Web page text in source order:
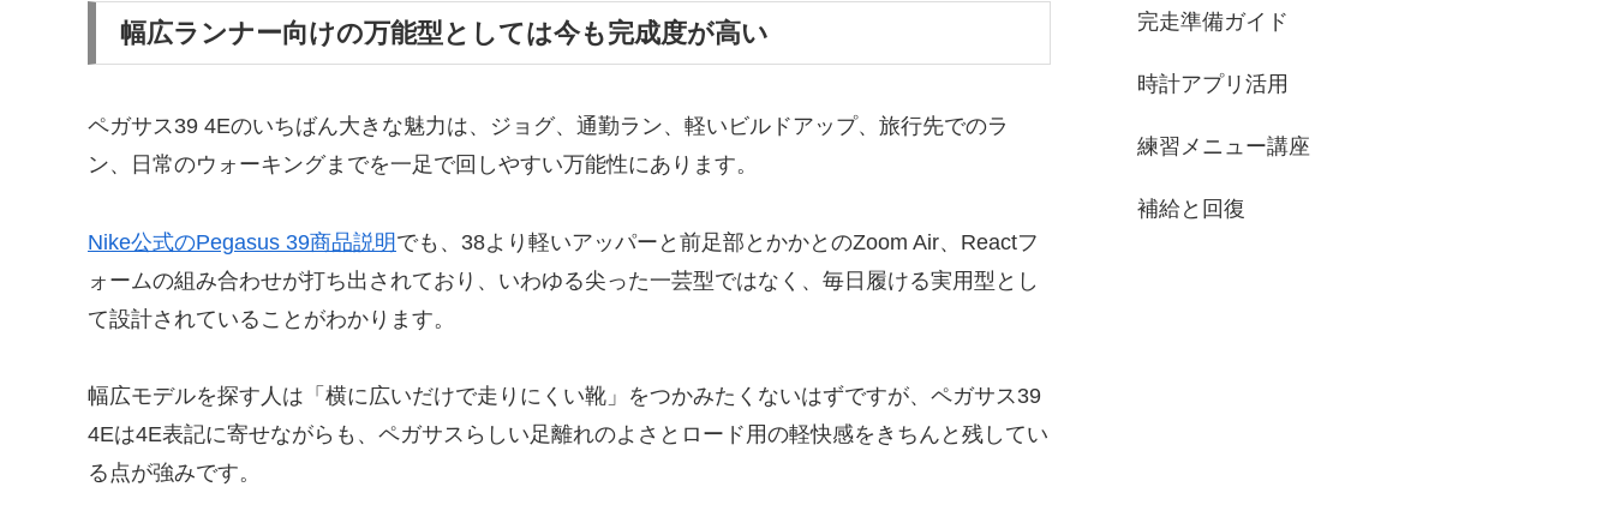
幅広ランナー向けの万能型としては今も完成度が高い
ペガサス39 4Eのいちばん大きな魅力は、ジョグ、通勤ラン、軽いビルドアップ、旅行先でのラ
ン、日常のウォーキングまでを一足で回しやすい万能性にあります。
Nike公式のPegasus 39商品説明 でも、38より軽いアッパーと前足部とかかとのZoom Air、Reactフ
ォームの組み合わせが打ち出されており、いわゆる尖った一芸型ではなく、毎日履ける実用型とし
て設計されていることがわかります。
幅広モデルを探す人は「横に広いだけで走りにくい靴」をつかみたくないはずですが、ペガサス39
4Eは4E表記に寄せながらも、ペガサスらしい足離れのよさとロード用の軽快感をきちんと残してい
る点が強みです。
完走準備ガイド
時計アプリ活用
練習メニュー講座
補給と回復